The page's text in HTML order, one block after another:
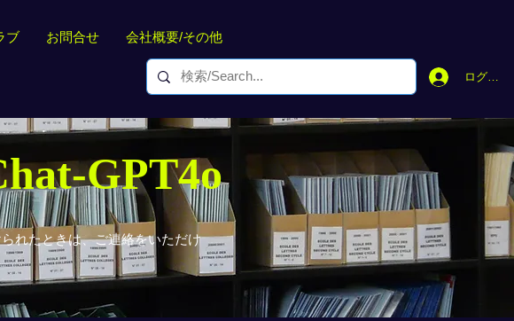
ブ お問合せ 会社概要/その他
ログイン
GPT4o
れたときは、ご連絡をいただけ